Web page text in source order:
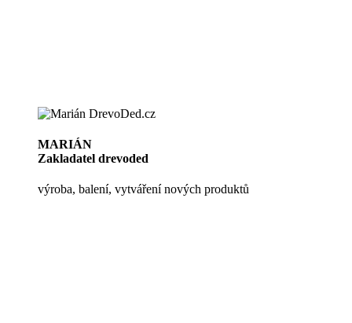
MARIÁN
Zakladatel drevoded
výroba, balení, vytváření nových produktů